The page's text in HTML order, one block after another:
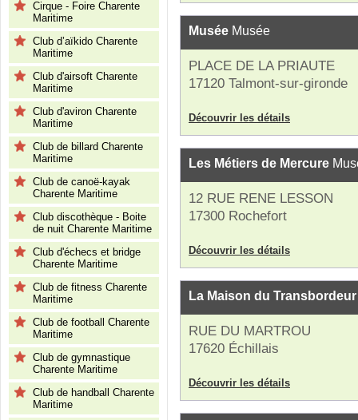
Cirque - Foire Charente
Maritime
Club d’aïkido Charente
Maritime
Club d'airsoft Charente
Maritime
Club d'aviron Charente
Maritime
Club de billard Charente
Maritime
Club de canoë-kayak
Charente Maritime
Club discothèque - Boite
de nuit Charente Maritime
Club d'échecs et bridge
Charente Maritime
Club de fitness Charente
Maritime
Club de football Charente
Maritime
Club de gymnastique
Charente Maritime
Club de handball Charente
Maritime
Musée Musée
PLACE DE LA PRIAUTE
17120 Talmont-sur-gironde
Découvrir les détails
Les Métiers de Mercure
12 RUE RENE LESSON
17300 Rochefort
Découvrir les détails
La Maison du Transbordeur
RUE DU MARTROU
17620 Échillais
Découvrir les détails